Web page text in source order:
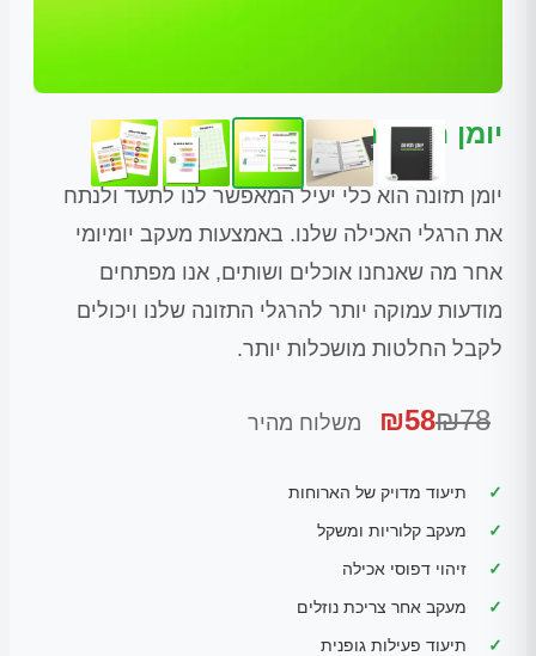
יומן התזונה של אגוגו
יומן תזונה הוא כלי יעיל המאפשר לנו לתעד ולנתח
את הרגלי האכילה שלנו. באמצעות מעקב יומיומי
אחר מה שאנחנו אוכלים ושותים, אנו מפתחים
מודעות עמוקה יותר להרגלי התזונה שלנו ויכולים
לקבל החלטות מושכלות יותר.
₪58₪78 משלוח מהיר
תיעוד מדויק של הארוחות
מעקב קלוריות ומשקל
זיהוי דפוסי אכילה
מעקב אחר צריכת נוזלים
תיעוד פעילות גופנית